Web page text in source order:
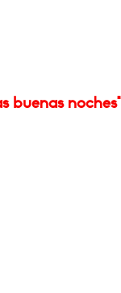
buenas noches"